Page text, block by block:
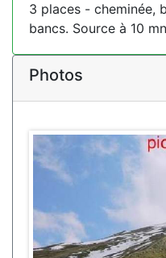
3 places - cheminée,
bancs. Source à 10 mn
Photos